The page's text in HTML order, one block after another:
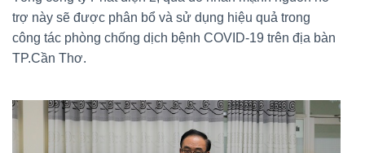
trợ này sẽ được phân bổ và sử dụng hiệu quả trong
công tác phòng chống dịch bệnh COVID-19 trên địa bàn
TP.Cần Thơ.